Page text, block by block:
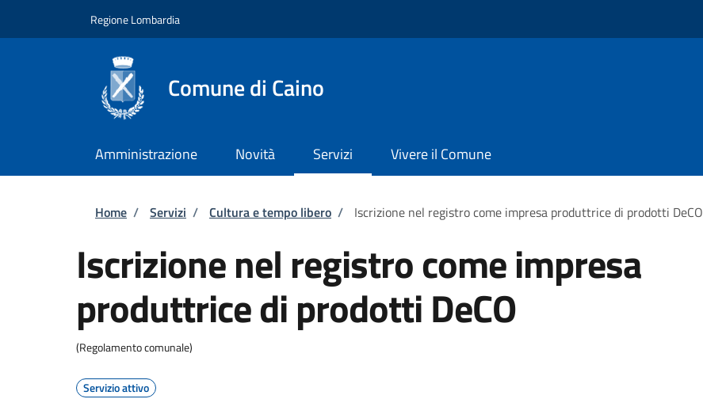
Regione Lombardia
Comune di Caino
Amministrazione Novità Servizi Vivere il Comune
Briciole di pane
Home / Servizi / Cultura e tempo libero / Iscrizione nel registro come impresa produttrice di prodotti DeCO
Iscrizione nel registro come impresa
produttrice di prodotti DeCO
(Regolamento comunale)
Servizio attivo